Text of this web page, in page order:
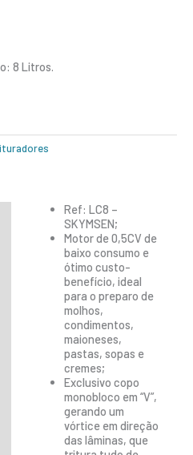
8 Litros.
Ref: LC8 –
SKYMSEN;
Motor de 0,5CV de
baixo consumo e
ótimo custo-
benefício, ideal
para o preparo de
molhos,
condimentos,
maioneses,
pastas, sopas e
cremes;
Exclusivo copo
monobloco em “V”,
gerando um
vórtice em direção
das lâminas, que